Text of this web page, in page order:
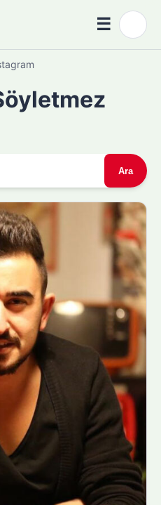
☰Menü